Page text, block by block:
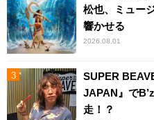
松也、ミュー
響かせる
2026.08.01
SUPER
JAPAN』で
走！？